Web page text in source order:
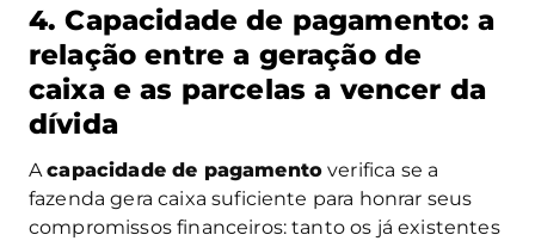
4. Capacidade de pagamento: a
relação entre a geração de
caixa e as parcelas a vencer da
dívida
Acapacidade de pagamento verifica se a
fazenda gera caixa suficiente para honrar seus
compromissos financeiros: tanto os já existentes